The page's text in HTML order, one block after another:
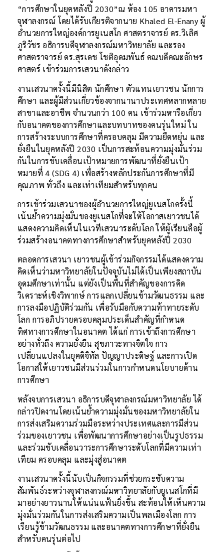
“การศึกษาในยุคหลังปี 2030”ณ ห้อง 105 อาคารมหา
จุฬาลงกรณ์ โดยได้รับเกียรติจากนาย Khaled El-Enany ผู้
อำนวยการใหญ่องค์การยูเนสโก ศาสตราจารย์ ดร.วิเลิศ
ภูริวัชร อธิการบดีจุฬาลงกรณ์มหาวิทยาลัย และรอง
ศาสตราจารย์ ดร.สุรเดช โชติอุดมพันธ์ คณบดีคณะอักษร
ศาสตร์ เข้าร่วมการเสวนาดังกล่าว
งานเสวนาครั้งนี้มีนิสิต นักศึกษา ตัวแทนเยาวชน นักการ
ศึกษา และผู้มีส่วนเกี่ยวข้องจากนานาประเทศหลากหลาย
สาขาและอาชีพ จำนวนกว่า 100 คน เข้าร่วมหารือเกี่ยว
กับอนาคตของการศึกษาและบทบาทของคนรุ่นใหม่ ใน
การสร้างระบบการศึกษาที่ครอบคลุม มีความยืดหยุ่น และ
ยั่งยืนในยุคหลังปี 2030 เป็นการสะท้อนความมุ่งมั่นร่วม
กันในการขับเคลื่อนเป้าหมายการพัฒนาที่ยั่งยืนเป้า
หมายที่ 4 (SDG 4) เพื่อสร้างหลักประกันการศึกษาที่มี
คุณภาพ ทั่วถึง และเท่าเทียมสำหรับทุกคน
การเข้าร่วมเสวนาของผู้อำนวยการใหญ่ยูเนสโกครั้งนี้
เน้นย้ำความมุ่งมั่นของยูเนสโกที่จะให้โอกาสเยาวชนได้
แสดงความคิดเห็นในเวทีเสวนาระดับโลก ให้ผู้เรียนคือผู้
ร่วมสร้างอนาคตทางการศึกษาสำหรับยุคหลังปี 2030
ตลอดการเสวนา เยาวชนผู้เข้าร่วมกิจกรรมได้แสดงความ
คิดเห็นว่ามหาวิทยาลัยในปัจจุบันไม่ได้เป็นเพียงสถาบัน
อุดมศึกษาเท่านั้น แต่ยังเป็นพื้นที่สำคัญของการคิด
วิเคราะห์เชิงวิพากษ์ การแลกเปลี่ยนข้ามวัฒนธรรม และ
การลงมือปฏิบัติร่วมกัน เพื่อรับมือกับความท้าทายระดับ
โลก การอภิปรายครอบคลุมประเด็นสำคัญที่กำหนด
ทิศทางการศึกษาในอนาคต ได้แก่ การเข้าถึงการศึกษา
อย่างทั่วถึง ความยั่งยืน สุขภาวะทางจิตใจ การ
เปลี่ยนแปลงในยุคดิจิทัล ปัญญาประดิษฐ์ และการเปิด
โอกาสให้เยาวชนมีส่วนร่วมในการกำหนดนโยบายด้าน
การศึกษา
หลังจบการเสวนา อธิการบดีจุฬาลงกรณ์มหาวิทยาลัย ได้
กล่าวปิดงานโดยเน้นย้ำความมุ่งมั่นของมหาวิทยาลัยใน
การส่งเสริมความร่วมมือระหว่างประเทศและการมีส่วน
ร่วมของเยาวชน เพื่อพัฒนาการศึกษาอย่างเป็นรูปธรรม
และร่วมขับเคลื่อนวาระการศึกษาระดับโลกที่มีความเท่า
เทียม ครอบคลุม และมุ่งสู่อนาคต
งานเสวนาครั้งนี้นับเป็นกิจกรรมที่ช่วยกระชับความ
สัมพันธ์ระหว่างจุฬาลงกรณ์มหาวิทยาลัยกับยูเนสโกที่มี
มาอย่างยาวนานให้แน่นแฟ้นยิ่งขึ้น สะท้อนให้เห็นความ
มุ่งมั่นร่วมกันในการส่งเสริมความเป็นพลเมืองโลก การ
เรียนรู้ข้ามวัฒนธรรม และอนาคตทางการศึกษาที่ยั่งยืน
สำหรับคนรุ่นต่อไป